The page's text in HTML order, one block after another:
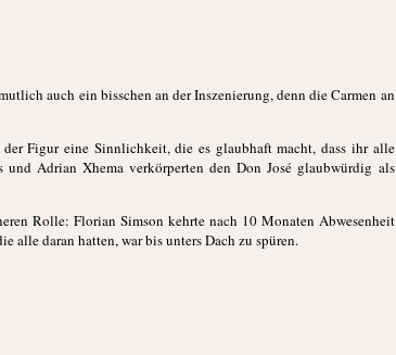
auch ein bisschen an der Inszenierung, denn die Carmen an
Figur eine Sinnlichkeit, die es glaubhaft macht, dass ihr alle
Adrian Xhema verkörperten den Don José glaubwürdig als
Rolle: Florian Simson kehrte nach 10 Monaten Abwesenheit
alle daran hatten, war bis unters Dach zu spüren.